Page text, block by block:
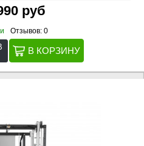
руб
Отзывов: 0